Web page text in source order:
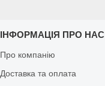
ІНФОРМАЦІЯ ПРО НАС
Про компанію
Доставка та оплата